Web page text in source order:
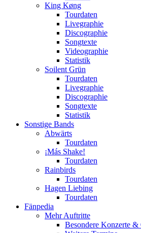
King Køng
Tourdaten
Livegraphie
Discographie
Songtexte
Videographie
Statistik
Soilent Grün
Tourdaten
Livegraphie
Discographie
Songtexte
Statistik
Sonstige Bands
Abwärts
Tourdaten
¡Más Shake!
Tourdaten
Rainbirds
Tourdaten
Hagen Liebing
Tourdaten
Fänpedia
Mehr Auftritte
Besondere Konzerte &